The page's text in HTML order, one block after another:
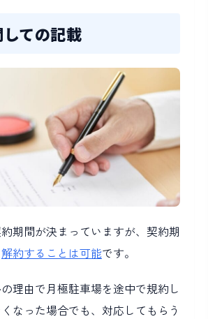
ての記載
期間が決まっていますが、契約期
解約することは可能です。
理由で月極駐車場を途中で規約し
なった場合でも、対応してもらう